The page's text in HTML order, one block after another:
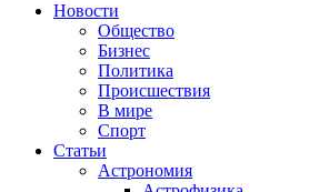
Новости
Общество
Бизнес
Политика
Происшествия
В мире
Спорт
Статьи
Астрономия